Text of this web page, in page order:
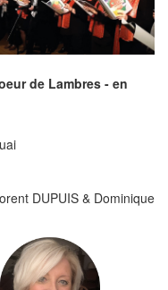
de Lambres - en
DUPUIS & Dominique